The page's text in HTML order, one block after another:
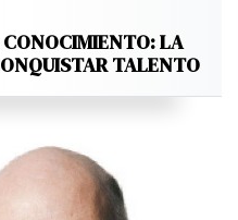
LA
TALENTO